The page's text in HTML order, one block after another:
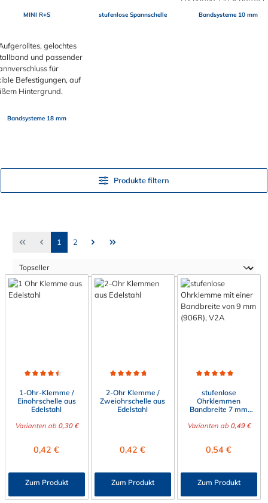
MINI R+S stufenlose Spannschelle Bandsysteme 10 mm
Bandsysteme 18 mm
Produkte filtern
Seite
1 Seite
2
1-Ohr-Klemme /
Einohrschelle aus
Edelstahl
Varianten ab0,30 €
Regulärer Preis:
0,42 €
Zum Produkt
2-Ohr Klemme /
Zweiohrschelle aus
Edelstahl
Regulärer Preis:
0,42 €
Zum Produkt
stufenlose
Ohrklemmen
Bandbreite 7 mm
Varianten ab0,49 €
Regulärer Preis:
0,54 €
Zum Produkt